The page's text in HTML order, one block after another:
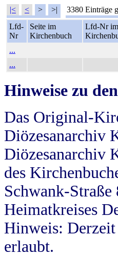
|< < > >| 3380 Einträge
Lfd-
Nr
Seite im
Kirchenbuch
Lfd-Nr im
...
...
Hinweise zu
Das Original-
Diözesanarchiv
Diözesanarchiv
des
Schwank-
Heimatkreises
Hinweis: Derzeit
erlaubt.